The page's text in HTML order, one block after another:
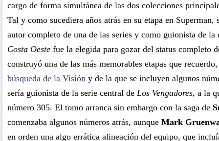
cargo de forma simultánea de las dos colecciones
Tal y como sucediera años atrás en su etapa en Superman,
autor completo de una de las series y como guionista de
Costa Oeste fue la elegida para gozar del status completo
construyó una de las más memorables etapas que
búsqueda de la Visión y de la que se incluyen algunos
sería guionista de la serie central de Los Vengadores, a la
número 305. El tomo arranca sin embargo con la saga de
comenzaba algunos números atrás, aunque Mark
en orden una algo errática alineación del equipo, que